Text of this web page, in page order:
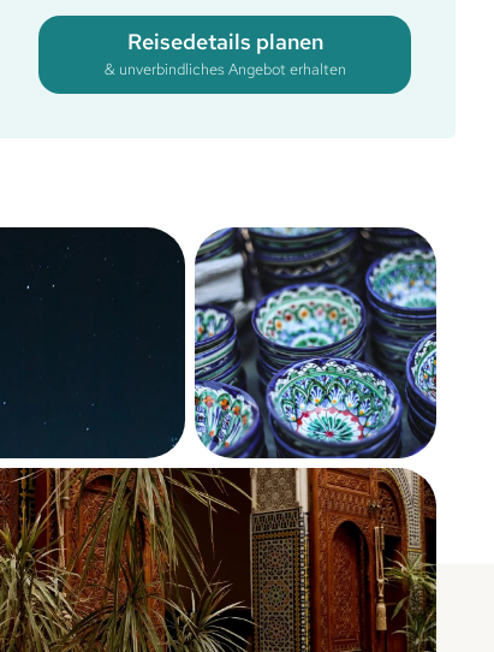
Reisedetails planen
& unverbindliches Angebot erhalten